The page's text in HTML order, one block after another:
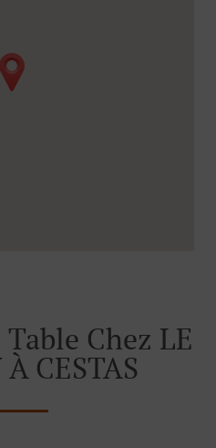
Chez LE
CESTAS